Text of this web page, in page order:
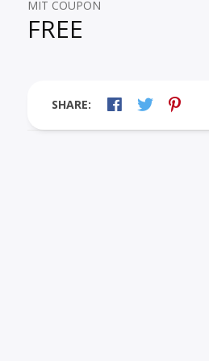
MIT COUPON
FREE
SHARE: